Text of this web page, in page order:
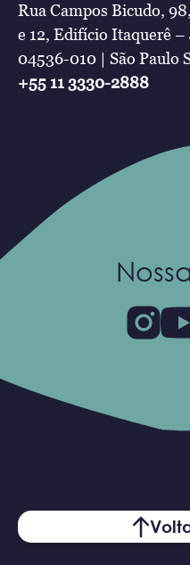
Rua Campos Bicudo,
e 12, Edifício Itaquerê
04536-010 | São Paulo
+55 11 3330-2888